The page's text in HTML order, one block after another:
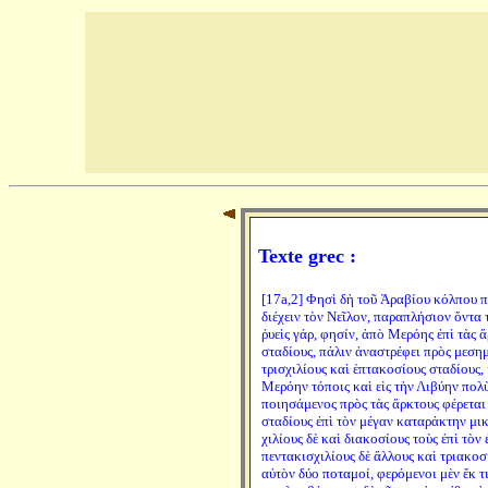
Texte grec :
[17a,2] Φησὶ δὴ τοῦ Ἀραβίου κόλπου
διέχειν τὸν Νεῖλον, παραπλήσιον
ῥυεὶς γάρ, φησίν, ἀπὸ Μερόης ἐπὶ τὰς
σταδίους, πάλιν ἀναστρέφει πρὸς
τρισχιλίους καὶ ἑπτακοσίους
Μερόην τόποις καὶ εἰς τὴν Λιβύην
ποιησάμενος πρὸς τὰς ἄρκτους
σταδίους ἐπὶ τὸν μέγαν καταράκτην
χιλίους δὲ καὶ διακοσίους τοὺς ἐπὶ
πεντακισχιλίους δὲ ἄλλους καὶ
αὐτὸν δύο ποταμοί, φερόμενοι μὲν ἔκ